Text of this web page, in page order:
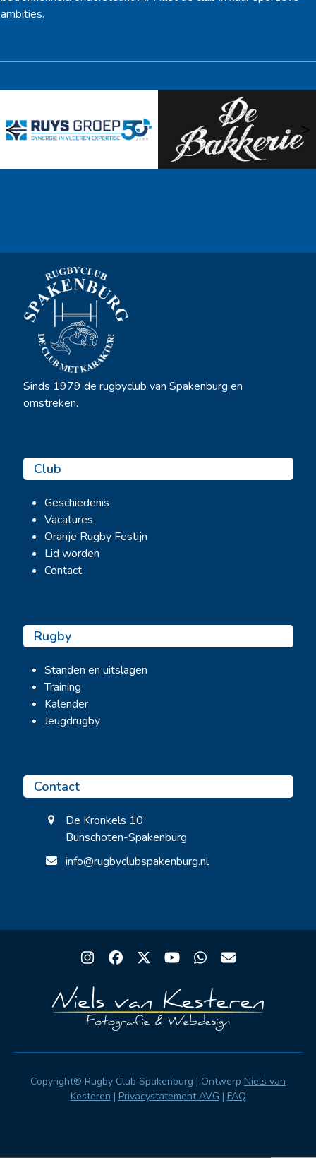
ambities.
< >
Sinds 1979 de rugbyclub van Spakenburg en
omstreken.
Club
Geschiedenis
Vacatures
Oranje Rugby Festijn
Lid worden
Contact
Rugby
Standen en uitslagen
Training
Kalender
Jeugdrugby
Contact
De Kronkels 10
Bunschoten-Spakenburg
info@rugbyclubspakenburg.nl
Instagram
Facebook
TwitterYouTubeWhatsapp
Email
Copyright® Rugby Club Spakenburg | Ontwerp Niels van
Kesteren | Privacystatement AVG | FAQ